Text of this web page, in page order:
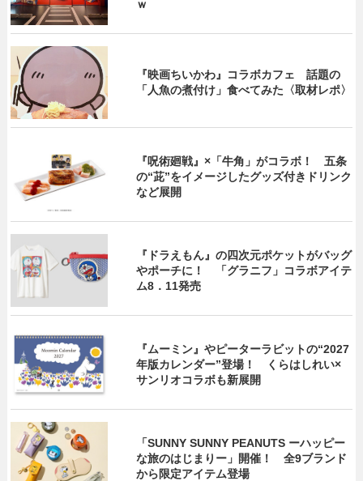
ｗ
『映画ちいかわ』コラボカフェ 話題の
「人魚の煮付け」食べてみた〈取材レポ〉
『呪術廻戦』×「牛角」がコラボ！ 五条
の“茈”をイメージしたグッズ付きドリンク
など展開
『ドラえもん』の四次元ポケットがバッグ
やポーチに！ 「グラニフ」コラボアイテ
ム8．11発売
『ムーミン』やピーターラビットの“2027
年版カレンダー”登場！ くらはしれい×
サンリオコラボも新展開
「SUNNY SUNNY PEANUTS ーハッピー
な旅のはじまりー」開催！ 全9ブランド
から限定アイテム登場